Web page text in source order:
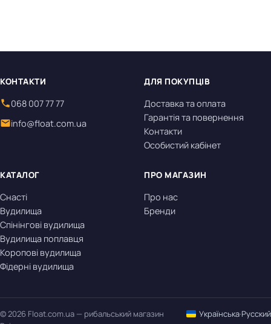
КОНТАКТИ
068 007 77 77
info@float.com.ua
ДЛЯ ПОКУПЦІВ
Доставка та оплата
Гарантія та повернення
Контакти
Особистий кабінет
КАТАЛОГ
Снасті
Вудилища
Спінінгові вудилища
Вудилища поплавця
Коропові вудилища
Фідерні вудилища
ПРО МАГАЗИН
Про нас
Бренди
© 2026 Float.com.ua — рибальський магазин Українська·Русский